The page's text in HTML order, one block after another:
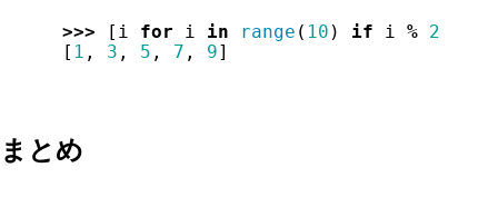
>>> [ i for i in range ( 10 ) if i % 2
[ 1 , 3 , 5 , 7 , 9]
まとめ